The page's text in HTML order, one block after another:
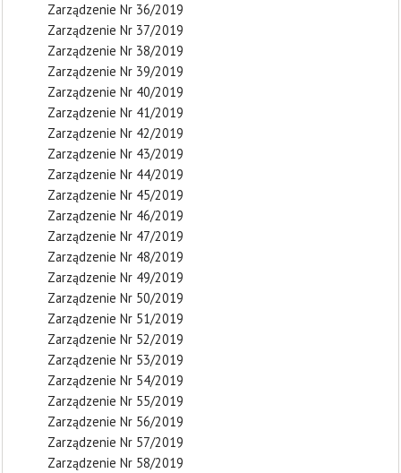
Zarządzenie Nr 36/2019
Zarządzenie Nr 37/2019
Zarządzenie Nr 38/2019
Zarządzenie Nr 39/2019
Zarządzenie Nr 40/2019
Zarządzenie Nr 41/2019
Zarządzenie Nr 42/2019
Zarządzenie Nr 43/2019
Zarządzenie Nr 44/2019
Zarządzenie Nr 45/2019
Zarządzenie Nr 46/2019
Zarządzenie Nr 47/2019
Zarządzenie Nr 48/2019
Zarządzenie Nr 49/2019
Zarządzenie Nr 50/2019
Zarządzenie Nr 51/2019
Zarządzenie Nr 52/2019
Zarządzenie Nr 53/2019
Zarządzenie Nr 54/2019
Zarządzenie Nr 55/2019
Zarządzenie Nr 56/2019
Zarządzenie Nr 57/2019
Zarządzenie Nr 58/2019